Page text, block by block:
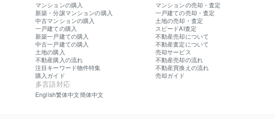
マンションの購入
新築・分譲マンションの購入
中古マンションの購入
一戸建ての購入
新築一戸建ての購入
中古一戸建ての購入
土地の購入
不動産購入の流れ
注目キーワード物件特集
購入ガイド
多言語対応
English繁体中文簡体中文
マンションの売却・査定
一戸建ての売却・査定
土地の売却・査定
スピードAI査定
不動産売却について
不動産査定について
売却サービス
不動産売却の流れ
不動産買換えの流れ
売却ガイド